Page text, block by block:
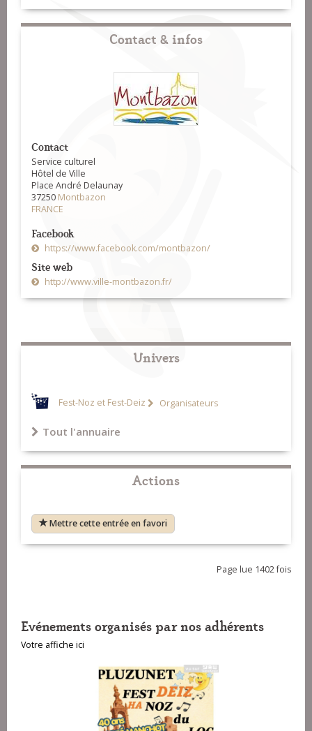
Contact & infos
Contact
Service culturel
Hôtel de Ville
Place André Delaunay
37250 Montbazon
FRANCE
Facebook
https://www.facebook.com/montbazon/
Site web
http://www.ville-montbazon.fr/
Univers
Fest-Noz et Fest-Deiz Organisateurs
Tout l'annuaire
Actions
Mettre cette entrée en favori
Page lue 1402 fois
Evénements organisés par nos adhérents
Votre affiche ici